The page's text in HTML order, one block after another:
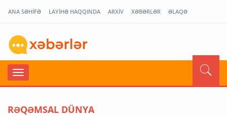
ANA SƏHİFƏ LAYİHƏ HAQQINDA ARXİV XƏBƏRLƏR ƏLAQƏ
RƏQƏMSAL DÜNYA